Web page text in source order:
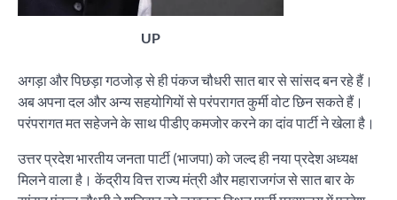
UP
अगड़ा और पिछड़ा गठजोड़ से ही पंकज चौधरी सात बार से सांसद बन रहे हैं।
अब अपना दल और अन्य सहयोगियों से परंपरागत कुर्मी वोट छिन सकते हैं।
परंपरागत मत सहेजने के साथ पीडीए कमजोर करने का दांव पार्टी ने खेला है।
उत्तर प्रदेश भारतीय जनता पार्टी (भाजपा) को जल्द ही नया प्रदेश अध्यक्ष
मिलने वाला है। केंद्रीय वित्त राज्य मंत्री और महाराजगंज से सात बार के